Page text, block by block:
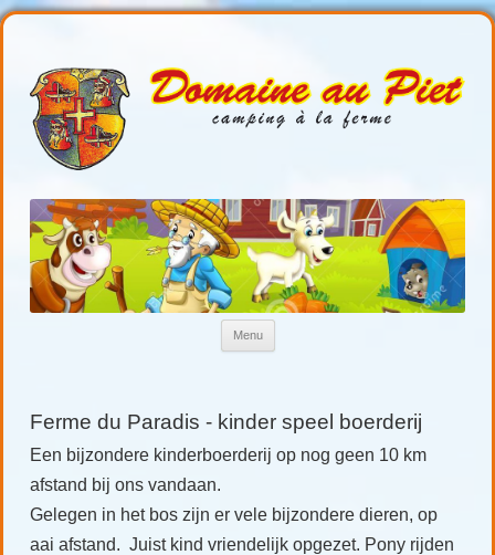
Menu
Ferme du Paradis - kinder speel boerderij
Een bijzondere kinderboerderij op nog geen 10 km
afstand bij ons vandaan.
Gelegen in het bos zijn er vele bijzondere dieren, op
aai afstand. Juist kind vriendelijk opgezet. Pony rijden